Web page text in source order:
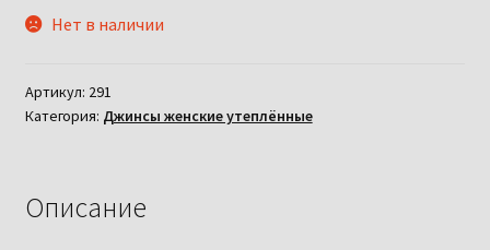
Нет в наличии
Артикул: 291
Категория: Джинсы женские утеплённые
Описание